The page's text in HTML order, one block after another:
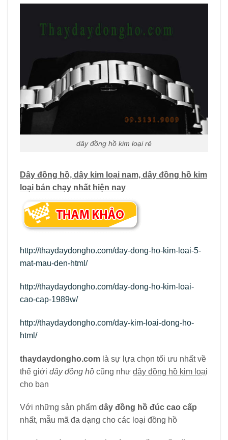
dây đồng hồ kim loại rẻ
Dây đồng hồ, dây kim loại nam, dây đồng hồ kim
loại bán chạy nhất hiện nay
http://thaydaydongho.com/day-dong-ho-kim-loai-5-
mat-mau-den-html/
http://thaydaydongho.com/day-dong-ho-kim-loai-
cao-cap-1989w/
http://thaydaydongho.com/day-kim-loai-dong-ho-
html/
thaydaydongho.com là sự lựa chọn tối ưu nhất về
thế giới dây đồng hồ cũng như dây đồng hồ kim loại
cho bạn
Với những sản phẩm dây đồng hồ đúc cao cấp
nhất, mẫu mã đa dạng cho các loại đồng hồ